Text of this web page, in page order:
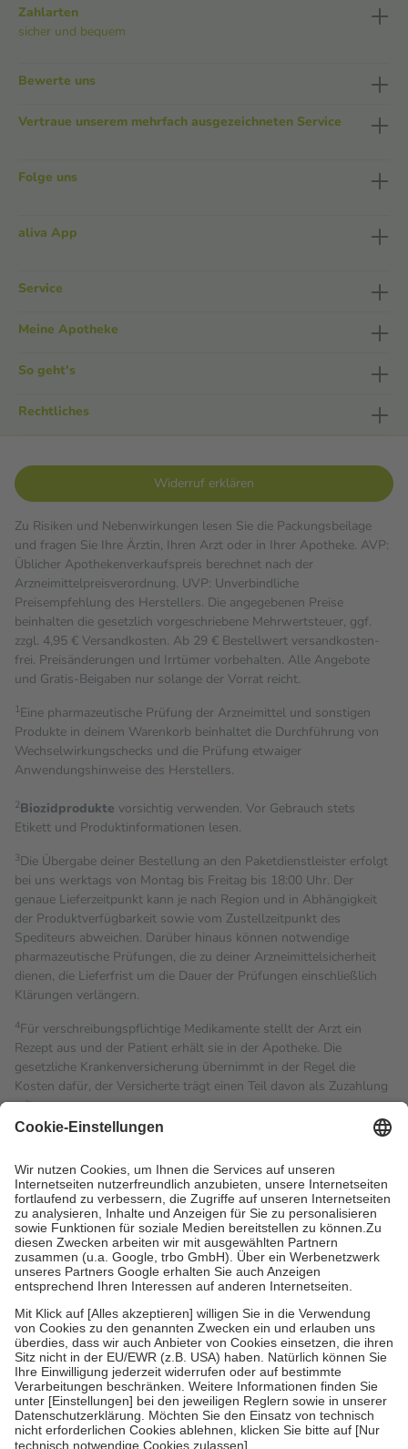
Zahlarten
sicher und bequem
Bewerte uns
Vertraue unserem mehrfach ausgezeichneten Service
Folge uns
aliva App
Service
Meine Apotheke
So geht's
Rechtliches
Widerruf erklären
Zu Risiken und Nebenwirkungen lesen Sie die Packungsbeilage
und fragen Sie Ihre Ärztin, Ihren Arzt oder in Ihrer Apotheke. AVP:
Üblicher Apothekenverkaufspreis berechnet nach der
Arzneimittelpreisverordnung. UVP: Unverbindliche
Preisempfehlung des Herstellers. Die angegebenen Preise
beinhalten die gesetzlich vorgeschriebene Mehrwertsteuer, ggf.
zzgl. 4,95 € Versandkosten. Ab 29 € Bestell­wert versand­kosten­
frei. Preisänderungen und Irrtümer vorbehalten. Alle Angebote
und Gratis-Beigaben nur solange der Vorrat reicht.
1Eine pharmazeutische Prüfung der Arzneimittel und sonstigen
Produkte in deinem Warenkorb beinhaltet die Durchführung von
Wechselwirkungschecks und die Prüfung etwaiger
Anwendungshinweise des Herstellers.
2Biozidprodukte vorsichtig verwenden. Vor Gebrauch stets
Etikett und Produktinformationen lesen.
3Die Übergabe deiner Bestellung an den Paketdienstleister erfolgt
bei uns werktags von Montag bis Freitag bis 18:00 Uhr. Der
genaue Lieferzeitpunkt kann je nach Region und in Abhängigkeit
der Produktverfügbarkeit sowie vom Zustellzeitpunkt des
Spediteurs abweichen. Darüber hinaus können notwendige
pharmazeutische Prüfungen, die zu deiner Arzneimittelsicherheit
dienen, die Lieferfrist um die Dauer der Prüfungen einschließlich
Klärungen verlängern.
4Für verschreibungspflichtige Medikamente stellt der Arzt ein
Rezept aus und der Patient erhält sie in der Apotheke. Die
gesetzliche Krankenversicherung übernimmt in der Regel die
Kosten dafür, der Versicherte trägt einen Teil davon als Zuzahlung
mit.
Grundsätzlich leisten Mitglieder Zuzahlungen in Höhe von zehn
höchstens zehn Euro.
Es sind jedoch nie mehr als die
tatsächlichen Kosten der Leistung zu entrichten.
Diese Regeln gelten grundsätzlich auch für Online-Apotheken.
Bei Heilmitteln und häuslicher Krankenpflege beträgt die
Zuzahlung zehn Prozent der Kosten sowie zehn Euro je
Verordnung.
Um das Engagement der Versicherten für ihre eigene Gesundheit
zu stärken und die besondere Stellung der Familie zu unterstützen,
fallenkeine Zuzahlungenan bei:
• Kindern und Jugendlichen bis zum vollendeten 18. Lebensjahr
mit Ausnahme der Fahrkosten
• Untersuchungen zur Vorsorge und Früherkennung, die von der
GKV getragen werden
• empfohlenen Schutzimpfungen
• Harn- und Blutteststreifen